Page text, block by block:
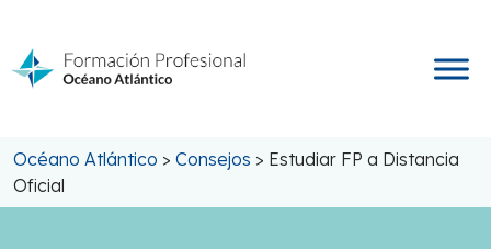
contenido
Océano Atlántico > Consejos > Estudiar FP a Distancia
Oficial